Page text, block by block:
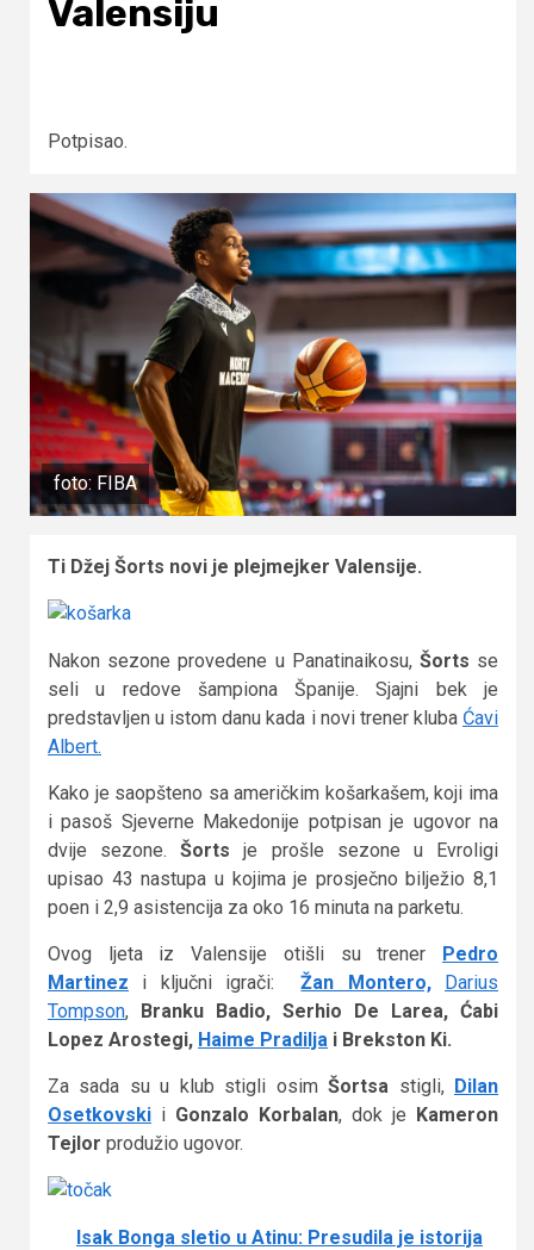
Valensiju
Potpisao.
foto: FIBA
Ti Džej Šorts novi je plejmejker Valensije.
Nakon sezone provedene u Panatinaikosu, Šorts se
seli u redove šampiona Španije. Sjajni bek je
predstavljen u istom danu kada i novi trener kluba Ćavi
Albert.
Kako je saopšteno sa američkim košarkašem, koji ima
i pasoš Sjeverne Makedonije potpisan je ugovor na
dvije sezone.Šortsje prošle sezone u Evroligi
upisao 43 nastupa u kojima je prosječno bilježio 8,1
poen i 2,9 asistencija za oko 16 minuta na parketu.
Ovog ljeta iz Valensije otišli su trener Pedro
Martinez i ključni igrači:Žan Montero,
Darius
Tompson, Branku Badio, Serhio De Larea, Ćabi
Lopez Arostegi, Haime Pradilja i Brekston Ki.
Za sada su u klub stigli osimŠortsa stigli, Dilan
Osetkovski i Gonzalo Korbalan, dok je Kameron
Tejlor produžio ugovor.
Isak Bonga sletio u Atinu: Presudila je istorija